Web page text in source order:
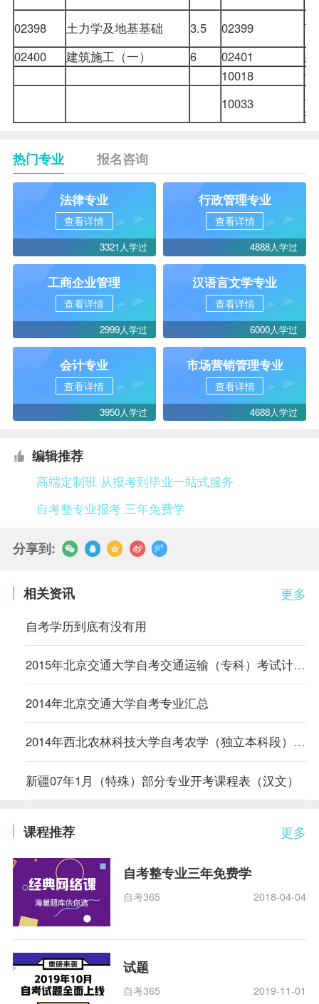
02398 土力学及地基基础 3.5 02399
02400 建筑施工（一） 6 02401
10018
10033
热门专业 报名咨询
法律专业
查看详情
3321人学过
行政管理专业
查看详情
4888人学过
工商企业管理
查看详情
2999人学过
汉语言文学专业
查看详情
6000人学过
会计专业
查看详情
3950人学过
市场营销管理专业
查看详情
4688人学过
编辑推荐
高端定制班 从报考到毕业一站式服务
自考整专业报考 三年免费学
分享到:
更多
相关资讯
自考学历到底有没有用
2015年北京交通大学自考交通运输（专科）考试计划（内蒙古）
2014年北京交通大学自考专业汇总
2014年西北农林科技大学自考农学（独立本科段）专业计划
新疆07年1月（特殊）部分专业开考课程表（汉文）
更多
课程推荐
自考整专业三年免费学
自考365 2018-04-04
试题
自考365 2019-11-01